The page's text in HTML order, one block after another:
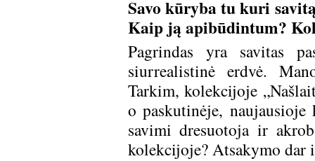
Savo kūryba tu kuri
Kaip ją apibūdintum?
Pagrindas yra savitas
siurrealistinė erdvė.
Tarkim, kolekcijoje
o paskutinėje,
savimi dresuotoja ir
kolekcijoje? Atsakymo dar